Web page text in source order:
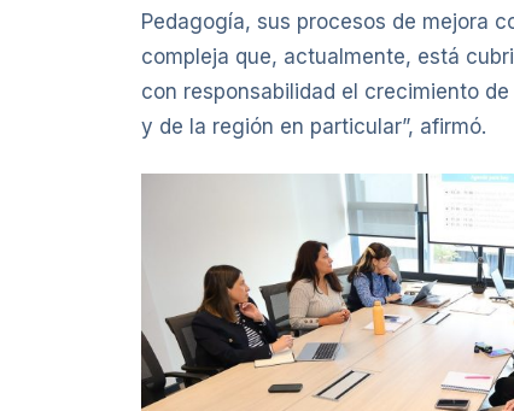
Pedagogía, sus procesos de mejora
compleja que, actualmente, está
con responsabilidad el crecimiento
y de la región en particular”, afirmó.